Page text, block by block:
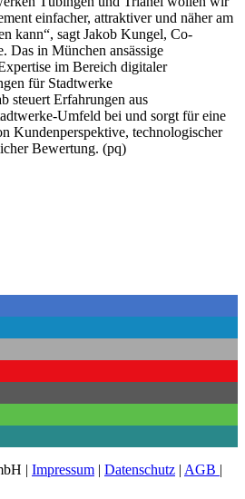
einfacher, attraktiver und näher am
kann“, sagt Jakob Kungel, Co-
Das in München ansässige
im Bereich digitaler
für Stadtwerke
steuert Erfahrungen aus
Umfeld bei und sorgt für eine
Kundenperspektive, technologischer
Bewertung. (pq)
| Impressum | Datenschutz | AGB |